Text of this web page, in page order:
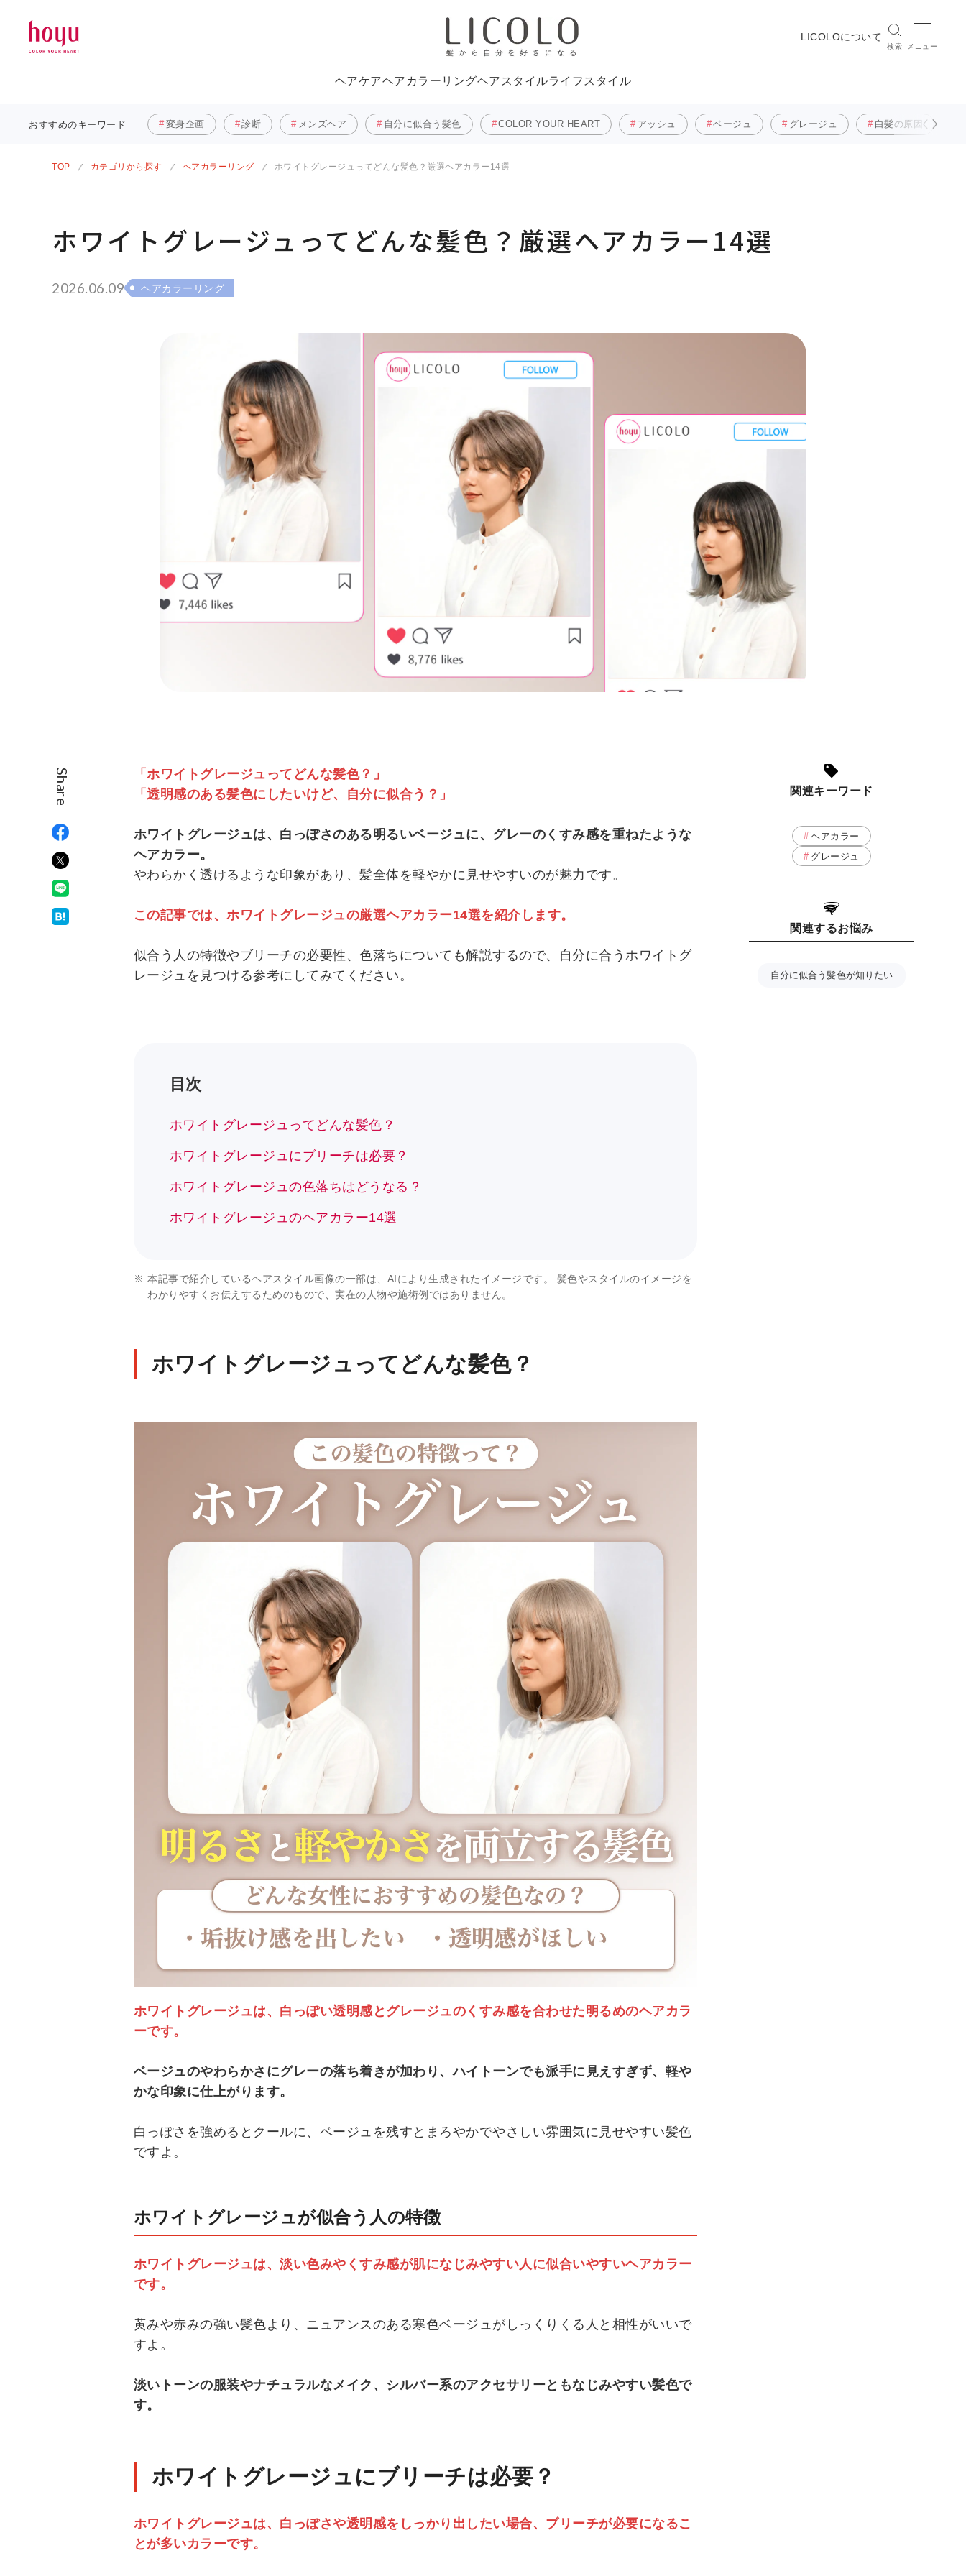
LICOLOについて
検索 メニュー
ヘアケアヘアカラーリングヘアスタイルライフスタイル
おすすめのキーワード 変身企画 診断 メンズヘア 自分に似合う髪色 COLOR YOUR HEART アッシュ ベージュ グレージュ 白髪の原因
TOP カテゴリから探す ヘアカラーリング ホワイトグレージュってどんな髪色？厳選ヘアカラー14選
ホワイトグレージュってどんな髪色？厳選ヘアカラー14選
2026.06.09 ヘアカラーリング
Share
「ホワイトグレージュってどんな髪色？」
「透明感のある髪色にしたいけど、自分に似合う？」
ホワイトグレージュは、白っぽさのある明るいベージュに、グレーのくすみ感を重ねたような
ヘアカラー。
やわらかく透けるような印象があり、髪全体を軽やかに見せやすいのが魅力です。
この記事では、ホワイトグレージュの厳選ヘアカラー14選を紹介します。
似合う人の特徴やブリーチの必要性、色落ちについても解説するので、自分に合うホワイトグ
レージュを見つける参考にしてみてください。
目次
ホワイトグレージュってどんな髪色？
ホワイトグレージュにブリーチは必要？
ホワイトグレージュの色落ちはどうなる？
ホワイトグレージュのヘアカラー14選
※ 本記事で紹介しているヘアスタイル画像の一部は、AIにより生成されたイメージです。 髪色やスタイルのイメージを
わかりやすくお伝えするためのもので、実在の人物や施術例ではありません。
ホワイトグレージュってどんな髪色？
ホワイトグレージュは、白っぽい透明感とグレージュのくすみ感を合わせた明るめのヘアカラ
ーです。
ベージュのやわらかさにグレーの落ち着きが加わり、ハイトーンでも派手に見えすぎず、軽や
かな印象に仕上がります。
白っぽさを強めるとクールに、ベージュを残すとまろやかでやさしい雰囲気に見せやすい髪色
ですよ。
ホワイトグレージュが似合う人の特徴
ホワイトグレージュは、淡い色みやくすみ感が肌になじみやすい人に似合いやすいヘアカラー
です。
黄みや赤みの強い髪色より、ニュアンスのある寒色ベージュがしっくりくる人と相性がいいで
すよ。
淡いトーンの服装やナチュラルなメイク、シルバー系のアクセサリーともなじみやすい髪色で
す。
ホワイトグレージュにブリーチは必要？
ホワイトグレージュは、白っぽさや透明感をしっかり出したい場合、ブリーチが必要になるこ
とが多いカラーです。
関連キーワード
ヘアカラー
グレージュ
関連するお悩み
自分に似合う髪色が知りたい